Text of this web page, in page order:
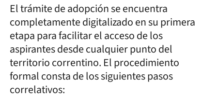
El trámite de adopción se encuentra
completamente digitalizado en su primera
etapa para facilitar el acceso de los
aspirantes desde cualquier punto del
territorio correntino. El procedimiento
formal consta de los siguientes pasos
correlativos: